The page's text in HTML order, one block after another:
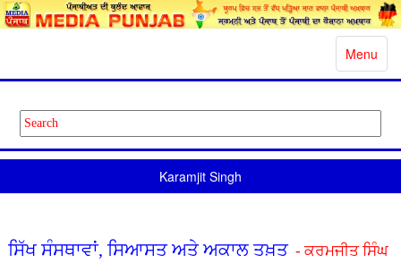
Toggle
Menu
Karamjit Singh
ਸਿੱਖ ਸੰਸਥਾਵਾਂ, ਸਿਆਸਤ ਅਤੇ ਅਕਾਲ ਤਖ਼ਤ- ਕਰਮਜੀਤ ਸਿੰਘ